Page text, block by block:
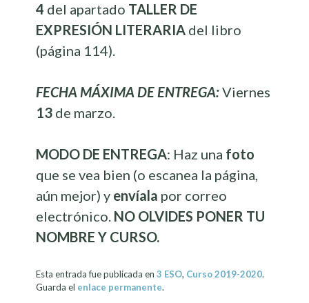
4 del apartado TALLER DE
EXPRESIÓN LITERARIA del libro
(página 114).
FECHA MÁXIMA DE ENTREGA:Viernes
13 de marzo.
MODO DE ENTREGA: Haz una foto
que se vea bien (o escanea la página,
aún mejor) y envíala por correo
electrónico. NO OLVIDES PONER TU
NOMBRE Y CURSO.
Esta entrada fue publicada en3 ESO, Curso 2019-2020.
Guarda el enlace permanente.